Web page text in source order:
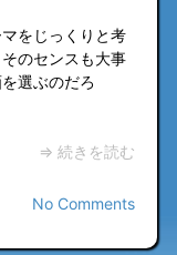
をじっくりと考
のセンスも大事
選ぶのだろ
⇒ 続きを読む
No Comments